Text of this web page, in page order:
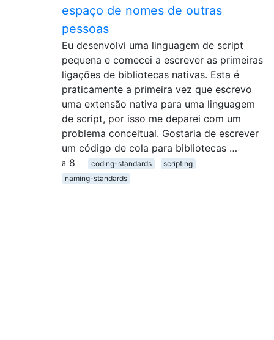
espaço de nomes de outras
pessoas
Eu desenvolvi uma linguagem de script
pequena e comecei a escrever as primeiras
ligações de bibliotecas nativas. Esta é
praticamente a primeira vez que escrevo
uma extensão nativa para uma linguagem
de script, por isso me deparei com um
problema conceitual. Gostaria de escrever
um código de cola para bibliotecas …
8
coding-standards
scripting
naming-standards